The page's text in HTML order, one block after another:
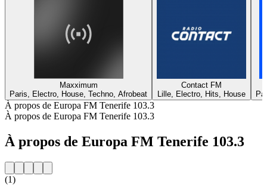
Maxximum
Paris, Electro, House, Techno, Afrobeat
Contact FM
Lille, Electro, Hits, House
À propos de Europa FM Tenerife 103.3
À propos de Europa FM Tenerife 103.3
À propos de Europa FM Tenerife 103.3
(1)